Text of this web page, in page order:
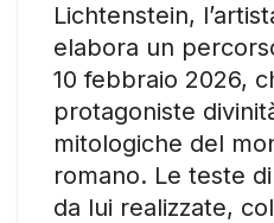
Lichtenstein,
elabora un
10 febbraio 2026,
protagoniste
mitologiche del
romano. Le teste
da lui realizzate,